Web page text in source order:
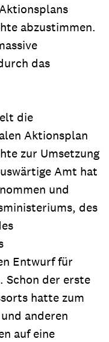
abzustimmen.
das
die
Aktionsplan
zur Umsetzung
Amt hat
und
des
Entwurf für
Schon der erste
hatte zum
anderen
auf eine